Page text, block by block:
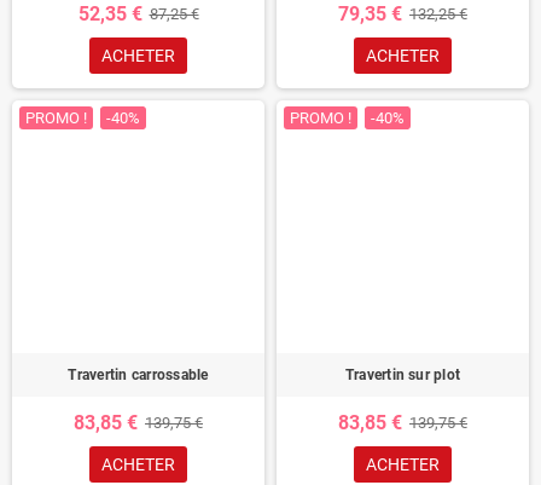
52,35 € 87,25 €
ACHETER
79,35 € 132,25 €
ACHETER
PROMO ! -40%
Travertin carrossable
83,85 € 139,75 €
ACHETER
PROMO ! -40%
Travertin sur plot
83,85 € 139,75 €
ACHETER